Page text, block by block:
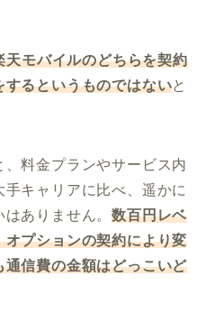
モバイルのどちらを契約
るというものではないと
料金プランやサービス内
キャリアに比べ、遥かに
はありません。数百円レベ
プションの契約により変
信費の金額はどっこいど